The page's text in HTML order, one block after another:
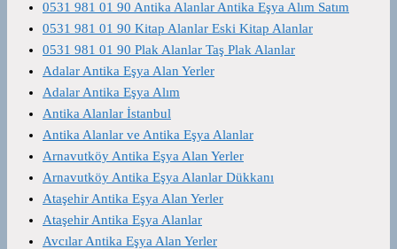
0531 981 01 90 Antika Alanlar Antika Eşya Alım Satım
0531 981 01 90 Kitap Alanlar Eski Kitap Alanlar
0531 981 01 90 Plak Alanlar Taş Plak Alanlar
Adalar Antika Eşya Alan Yerler
Adalar Antika Eşya Alım
Antika Alanlar İstanbul
Antika Alanlar ve Antika Eşya Alanlar
Arnavutköy Antika Eşya Alan Yerler
Arnavutköy Antika Eşya Alanlar Dükkanı
Ataşehir Antika Eşya Alan Yerler
Ataşehir Antika Eşya Alanlar
Avcılar Antika Eşya Alan Yerler